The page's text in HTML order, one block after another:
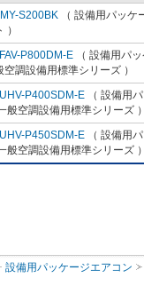
S200BK （ 設備用パッケ
）
P800DM-E （ 設備用パ
空調設備用標準シリーズ ）
P400SDM-E （ 設備用
般空調設備用標準シリーズ
P450SDM-E （ 設備用
般空調設備用標準シリーズ
設備用パッケージエアコン